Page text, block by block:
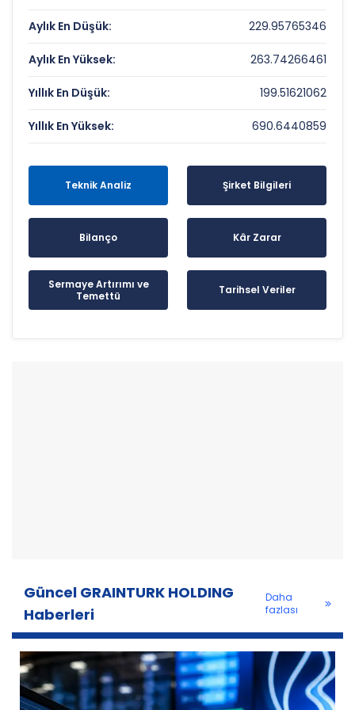
Aylık En Düşük: 229.95765346
Aylık En Yüksek: 263.74266461
Yıllık En Düşük: 199.51621062
Yıllık En Yüksek: 690.6440859
Teknik Analiz Şirket Bilgileri
Bilanço Kâr Zarar
Sermaye Artırımı ve
Temettü
Tarihsel Veriler
Güncel GRAINTURK HOLDING
Haberleri
Daha
fazlası